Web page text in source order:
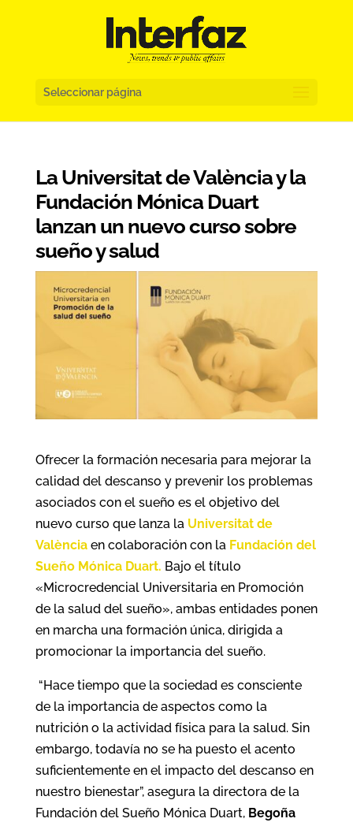
Seleccionar página
La Universitat de València y la
Fundación Mónica Duart
lanzan un nuevo curso sobre
sueño y salud
Ofrecer la formación necesaria para mejorar la
calidad del descanso y prevenir los problemas
asociados con el sueño es el objetivo del
nuevo curso que lanza la Universitat de
Valènciaen colaboración con la Fundación del
Sueño Mónica Duart. Bajo el título
«Microcredencial Universitaria en Promoción
de la salud del sueño», ambas entidades ponen
en marcha una formación única, dirigida a
promocionar la importancia del sueño.
“Hace tiempo que la sociedad es consciente
de la importancia de aspectos como la
nutrición o la actividad física para la salud. Sin
embargo, todavía no se ha puesto el acento
suficientemente en el impacto del descanso en
nuestro bienestar”, asegura la directora de la
Fundación del Sueño Mónica Duart, Begoña